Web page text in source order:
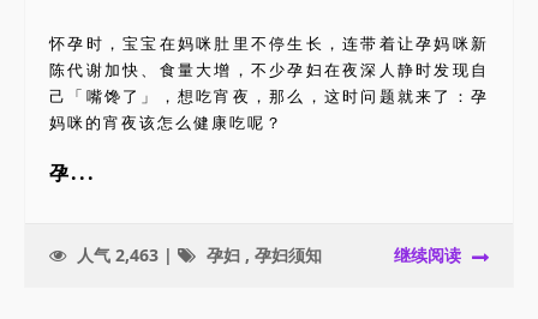
怀孕时，宝宝在妈咪肚里不停生长，连带着让孕妈咪新
陈代谢加快、食量大增，不少孕妇在夜深人静时发现自
己「嘴馋了」，想吃宵夜，那么，这时问题就来了：孕
妈咪的宵夜该怎么健康吃呢？
孕...
人气 2,463 | 孕妇 , 孕妇须知 继续阅读